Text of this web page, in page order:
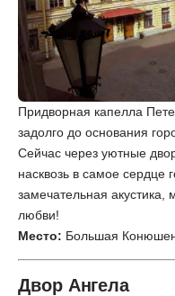
Придворная капелла
задолго до основания
Сейчас через уютные
насквозь в самое
замечательная акустика,
любви!
Место: Большая
Двор Ангела